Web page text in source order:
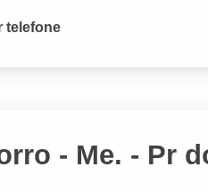
telefone
- Me. - Pr